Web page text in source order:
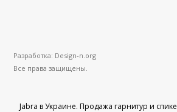
Разработка: Design-n.org
Все права защищены.
Jabra в Украине. Продажа гарнитур и